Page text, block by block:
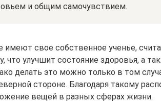
и общим самочувствием.
имеют свое собственное ученье,
что улучшит состояние здоровья, а
делать это можно только в том
стороне. Благодаря такому
вещей в разных сферах жизни.